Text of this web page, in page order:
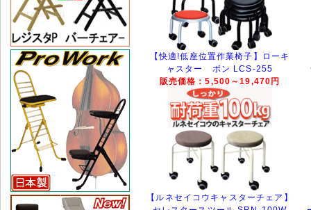
【快適!低座位置作業椅子】ローキ
ャスター ボン LCS-255
販売価格：5,500～19,470円
【ルネセイコウキャスターチェア】